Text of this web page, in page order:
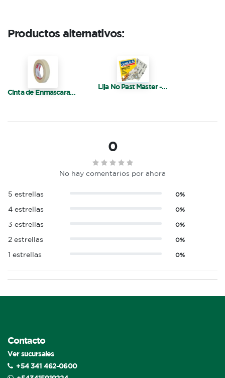
Productos alternativos:
Cinta de Enmascarar 24 MM
Lija No Past Master - Doble A
0
No hay comentarios por ahora
5 estrellas 0%
4 estrellas 0%
3 estrellas 0%
2 estrellas 0%
1 estrellas 0%
Contacto
Ver sucursales
+54 341 462-0600